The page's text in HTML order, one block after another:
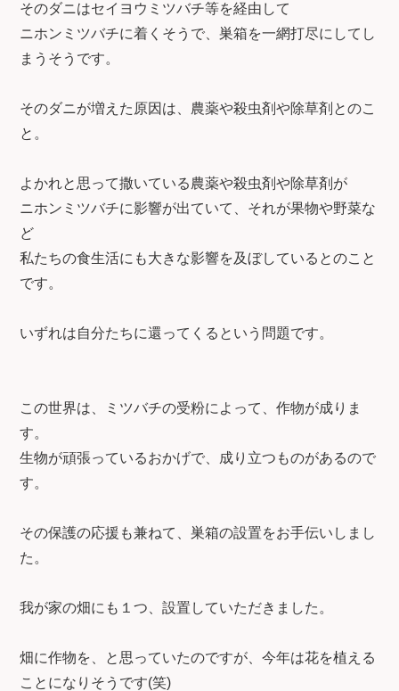
そのダニはセイヨウミツバチ等を経由して
ニホンミツバチに着くそうで、巣箱を一網打尽にしてし
まうそうです。
そのダニが増えた原因は、農薬や殺虫剤や除草剤とのこ
と。
よかれと思って撒いている農薬や殺虫剤や除草剤が
ニホンミツバチに影響が出ていて、それが果物や野菜な
ど
私たちの食生活にも大きな影響を及ぼしているとのこと
です。
いずれは自分たちに還ってくるという問題です。
この世界は、ミツバチの受粉によって、作物が成りま
す。
生物が頑張っているおかげで、成り立つものがあるので
す。
その保護の応援も兼ねて、巣箱の設置をお手伝いしまし
た。
我が家の畑にも１つ、設置していただきました。
畑に作物を、と思っていたのですが、今年は花を植える
ことになりそうです(笑)